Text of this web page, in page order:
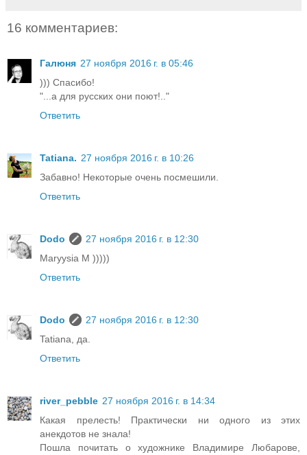
16 комментариев:
Галюня 27 ноября 2016 г. в 05:46
))) Спасибо!
"...а для русских они поют!.."
Ответить
Tatiana. 27 ноября 2016 г. в 10:26
Забавно! Некоторые очень посмешили.
Ответить
Dodo
27 ноября 2016 г. в 12:30
Maryysia M )))))
Ответить
Dodo
27 ноября 2016 г. в 12:30
Tatiana, да.
Ответить
river_pebble 27 ноября 2016 г. в 14:34
Какая прелесть! Практически ни одного из этих
анекдотов не знала!
Пошла почитать о художнике Владимире Любарове,